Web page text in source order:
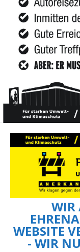
WIR
WEBSITE
- WIR